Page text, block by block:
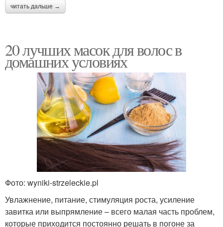
читать дальше →
20 лучших масок для волос в
домашних условиях
Фото: wyniki-strzeleckie.pl
Увлажнение, питание, стимуляция роста, усиление
завитка или выпрямление – всего малая часть проблем,
которые приходится постоянно решать в погоне за